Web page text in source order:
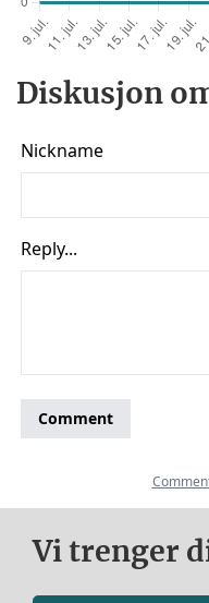
Diskusjon
Vi trenger